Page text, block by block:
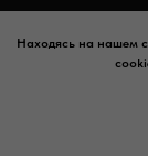
Находясь на нашем